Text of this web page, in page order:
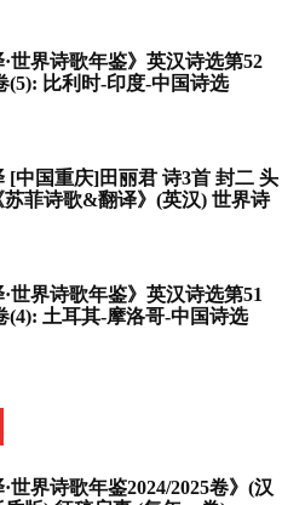
·世界诗歌年鉴》英汉诗选第52
(5): 比利时-印度-中国诗选
[中国重庆]田丽君 诗3首 封二 头
苏菲诗歌&翻译》(英汉) 世界诗
·世界诗歌年鉴》英汉诗选第51
(4): 土耳其-摩洛哥-中国诗选
·世界诗歌年鉴2024/2025卷》(汉